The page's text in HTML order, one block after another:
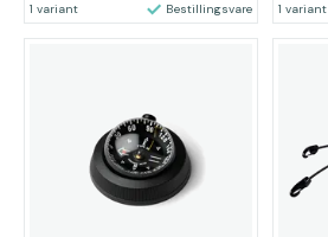
1 variant Bestillingsvare 1 variant